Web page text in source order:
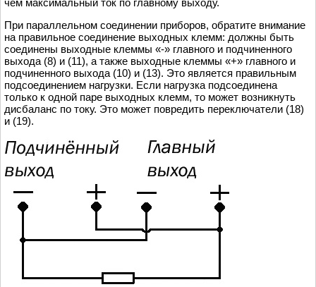
При параллельном соединении приборов, обратите внимание
на правильное соединение выходных клемм: должны быть
соединены выходные клеммы «-» главного и подчиненного
выхода (8) и (11), а также выходные клеммы «+» главного и
подчиненного выхода (10) и (13). Это является правильным
подсоединением нагрузки. Если нагрузка подсоединена
только к одной паре выходных клемм, то может возникнуть
дисбаланс по току. Это может повредить переключатели (18)
и (19).